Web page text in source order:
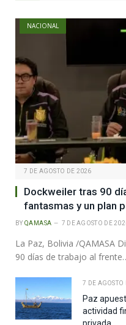
NACIONAL
7 DE AGOSTO DE 2026
Dockweiler tras 90
fantasmas y un plan
BY QAMASA 7 DE AGOSTO DE
La Paz, Bolivia /QAMASA
90 días de trabajo al
7 DE AGOSTO
Paz
actividad